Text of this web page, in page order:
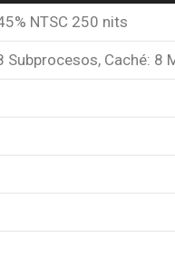
NTSC 250 nits
Caché: 8